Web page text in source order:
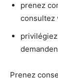
prenez
consultez
Prenez